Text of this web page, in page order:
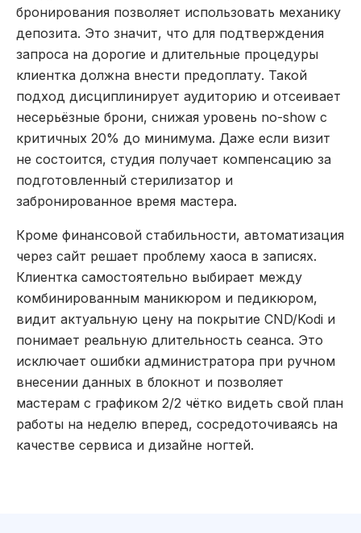
бронирования позволяет использовать механику
депозита. Это значит, что для подтверждения
запроса на дорогие и длительные процедуры
клиентка должна внести предоплату. Такой
подход дисциплинирует аудиторию и отсеивает
несерьёзные брони, снижая уровень no-show с
критичных 20% до минимума. Даже если визит
не состоится, студия получает компенсацию за
подготовленный стерилизатор и
забронированное время мастера.
Кроме финансовой стабильности, автоматизация
через сайт решает проблему хаоса в записях.
Клиентка самостоятельно выбирает между
комбинированным маникюром и педикюром,
видит актуальную цену на покрытие CND/Kodi и
понимает реальную длительность сеанса. Это
исключает ошибки администратора при ручном
внесении данных в блокнот и позволяет
мастерам с графиком 2/2 чётко видеть свой план
работы на неделю вперед, сосредоточиваясь на
качестве сервиса и дизайне ногтей.